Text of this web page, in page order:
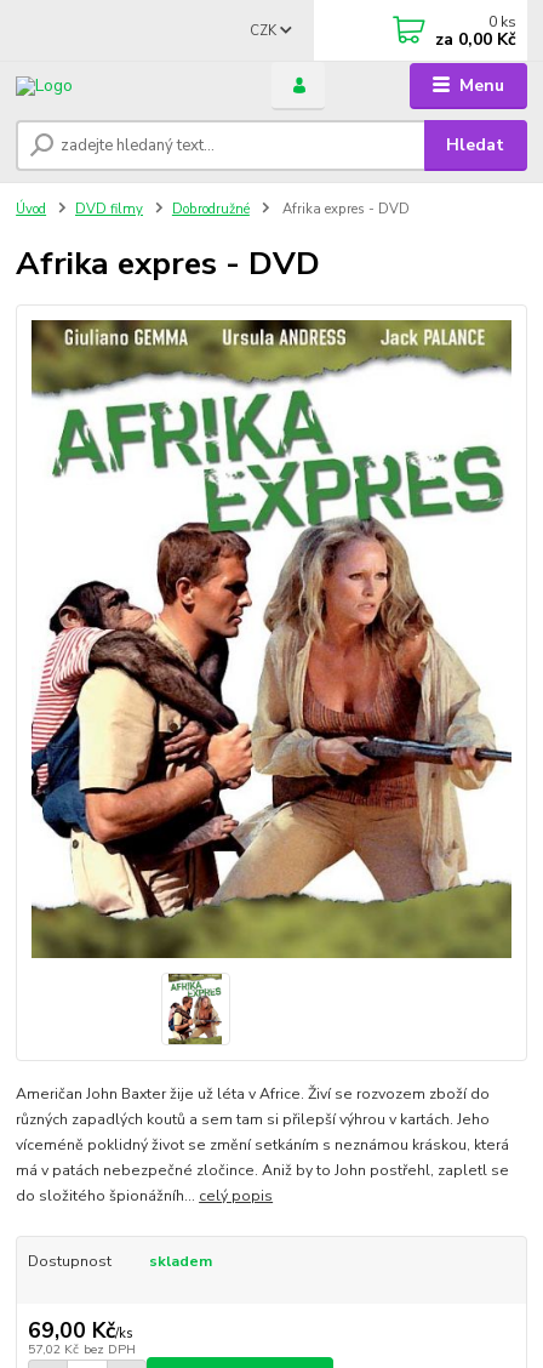
Menu
CZK
Hledat
0 ks
za 0,00 Kč
Úvod DVD filmy Dobrodružné Afrika expres - DVD
Afrika expres - DVD
Američan John Baxter žije už léta v Africe. Živí se rozvozem zboží do
různých zapadlých koutů a sem tam si přilepší výhrou v kartách. Jeho
víceméně poklidný život se změní setkáním s neznámou kráskou, která
má v patách nebezpečné zločince. Aniž by to John postřehl, zapletl se
do složitého špionážníh... celý popis
Dostupnost skladem
69,00 Kč/ks
57,02 Kč bez DPH